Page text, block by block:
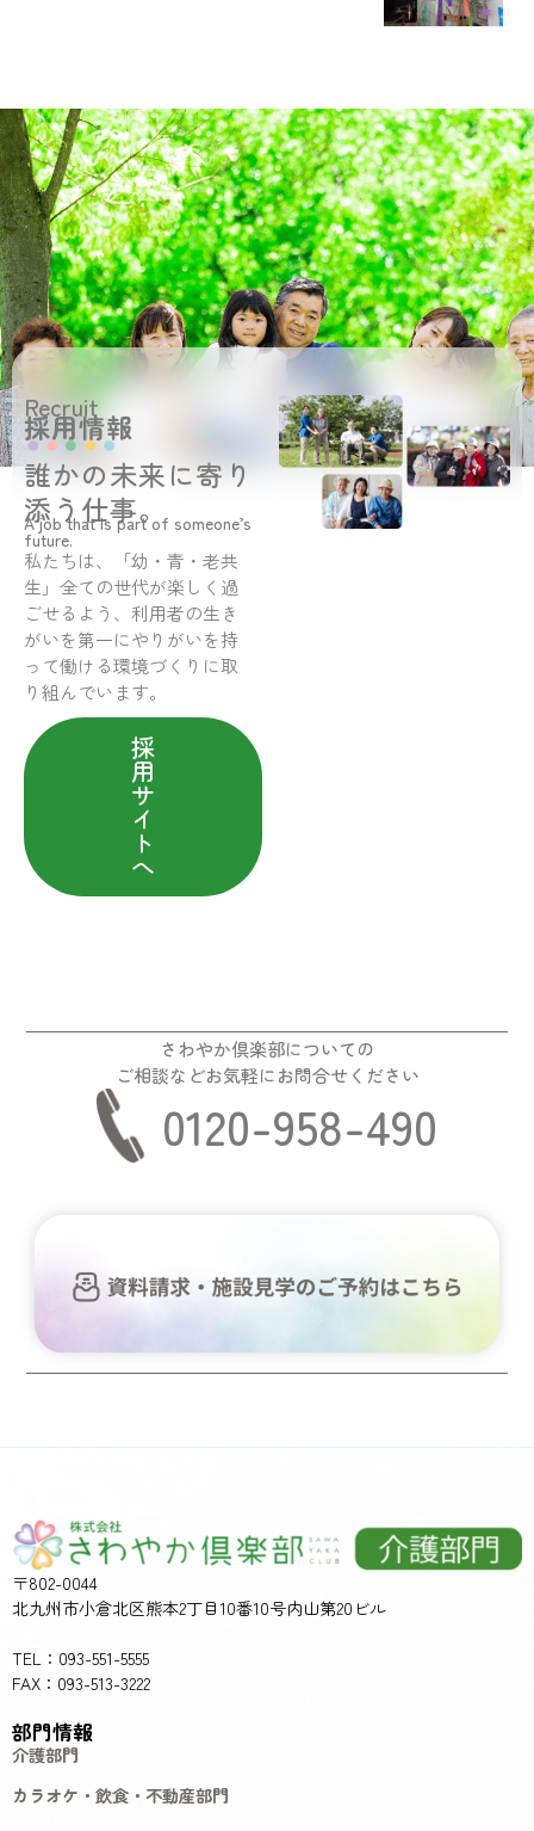
Recruit
採用情報
誰かの未来に寄り
添う仕事。
A job that is part of someone’s
future.
私たちは、「幼・青・老共
生」全ての世代が楽しく過
ごせるよう、利用者の生き
がいを第一にやりがいを持
って働ける環境づくりに取
り組んでいます。
採
用
サ
イ
ト
へ
さわやか倶楽部についての
ご相談などお気軽にお問合せください
0120-958-490
〒802-0044
北九州市小倉北区熊本2丁目10番10号内山第20ビル
TEL：093-551-5555
FAX：093-513-3222
部門情報
介護部門
カラオケ・飲食・不動産部門